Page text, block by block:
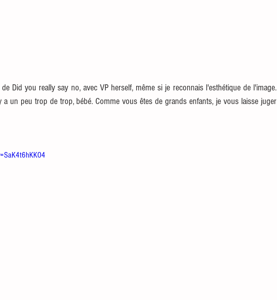
Did you really say no, avec VP herself, même si je reconnais l'esthétique de l'image.
un peu trop de trop, bébé. Comme vous êtes de grands enfants, je vous laisse juger